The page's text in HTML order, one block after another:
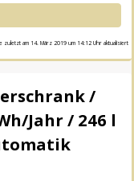
am 14. März 2019 um 14:12 Uhr aktualisiert
/
Jahr / 246 l